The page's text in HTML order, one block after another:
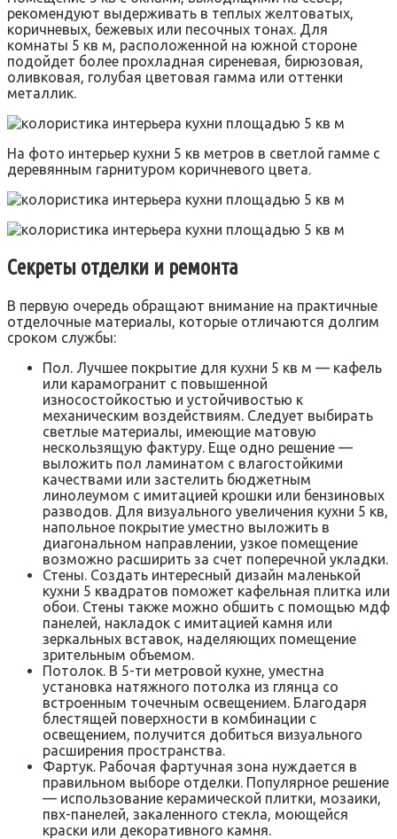
рекомендуют выдерживать в теплых желтоватых,
коричневых, бежевых или песочных тонах. Для
комнаты 5 кв м, расположенной на южной стороне
подойдет более прохладная сиреневая, бирюзовая,
оливковая, голубая цветовая гамма или оттенки
металлик.
На фото интерьер кухни 5 кв метров в светлой гамме с
деревянным гарнитуром коричневого цвета.
Секреты отделки и ремонта
В первую очередь обращают внимание на практичные
отделочные материалы, которые отличаются долгим
сроком службы:
Пол. Лучшее покрытие для кухни 5 кв м — кафель
или карамогранит с повышенной
износостойкостью и устойчивостью к
механическим воздействиям. Следует выбирать
светлые материалы, имеющие матовую
нескользящую фактуру. Еще одно решение —
выложить пол ламинатом с влагостойкими
качествами или застелить бюджетным
линолеумом с имитацией крошки или бензиновых
разводов. Для визуального увеличения кухни 5 кв,
напольное покрытие уместно выложить в
диагональном направлении, узкое помещение
возможно расширить за счет поперечной укладки.
Стены. Создать интересный дизайн маленькой
кухни 5 квадратов поможет кафельная плитка или
обои. Стены также можно обшить с помощью мдф
панелей, накладок с имитацией камня или
зеркальных вставок, наделяющих помещение
зрительным объемом.
Потолок. В 5-ти метровой кухне, уместна
установка натяжного потолка из глянца со
встроенным точечным освещением. Благодаря
блестящей поверхности в комбинации с
освещением, получится добиться визуального
расширения пространства.
Фартук. Рабочая фартучная зона нуждается в
правильном выборе отделки. Популярное решение
— использование керамической плитки, мозаики,
пвх-панелей, закаленного стекла, моющейся
краски или декоративного камня.